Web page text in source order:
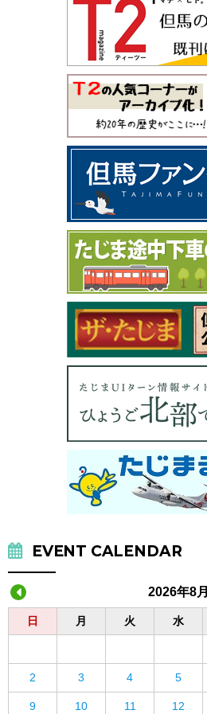
EVENT CALENDAR
2026年8月
日 月 火 水
2 3 4 5
9 10 11 12